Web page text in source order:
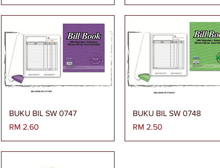
Paparan Segera
BUKU BIL SW 0747
Harga
RM 2.60
Paparan Segera
BUKU BIL SW 0748
Harga
RM 2.50